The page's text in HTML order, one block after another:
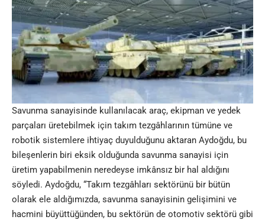
Savunma sanayisinde kullanılacak araç, ekipman ve yedek
parçaları üretebilmek için takım tezgâhlarının tümüne ve
robotik sistemlere ihtiyaç duyulduğunu aktaran Aydoğdu, bu
bileşenlerin biri eksik olduğunda savunma sanayisi için
üretim yapabilmenin neredeyse imkânsız bir hal aldığını
söyledi. Aydoğdu, “Takım tezgâhları sektörünü bir bütün
olarak ele aldığımızda, savunma sanayisinin gelişimini ve
hacmini büyüttüğünden, bu sektörün de otomotiv sektörü gibi